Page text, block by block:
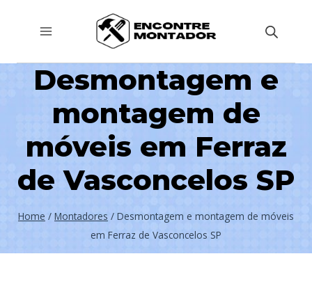
ConteúdoDesmontagem e
montagem de
móveis em Ferraz
de Vasconcelos SP
Home / Montadores / Desmontagem e montagem de móveis
em Ferraz de Vasconcelos SP